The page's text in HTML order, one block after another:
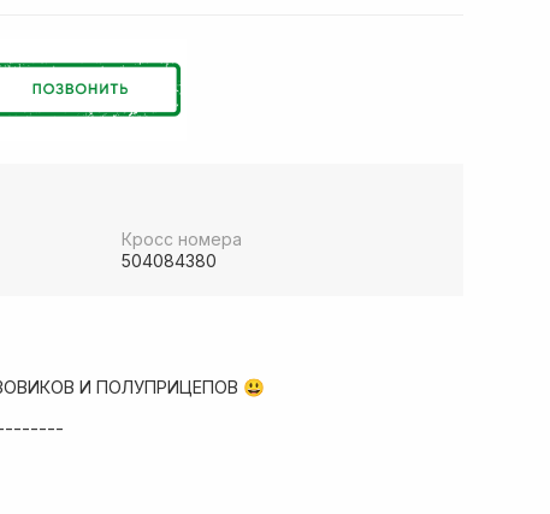
И ПОЛУПРИЦЕПОВ 😃
Кросс номера
504084380